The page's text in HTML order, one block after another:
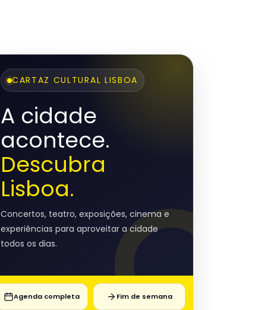
CARTAZ CULTURAL LISBOA
A cidade
acontece.
Descubra
Lisboa.
Concertos, teatro, exposições, cinema e
experiências para aproveitar a cidade
todos os dias.
Agenda completa Fim de semana